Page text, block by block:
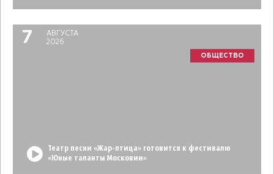
7
АВГУСТА
2026
ОБЩЕСТВО
Театр песни «Жар-птица» готовится к фестивалю
«Юные таланты Московии»